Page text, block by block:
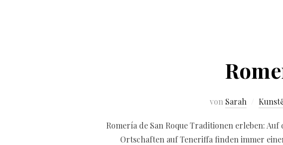
von Sarah
Romería de San Roque Traditionen erleben:
Ortschaften auf Teneriffa finden immer